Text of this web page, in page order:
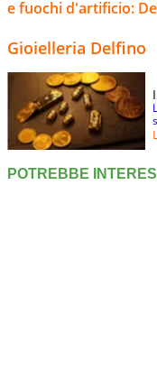
e fuochi d'artificio:
Gioielleria Delfino